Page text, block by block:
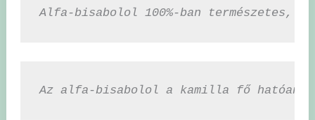
Alfa-bisabolol 100%-ban
Az alfa-bisabolol a kamilla fő